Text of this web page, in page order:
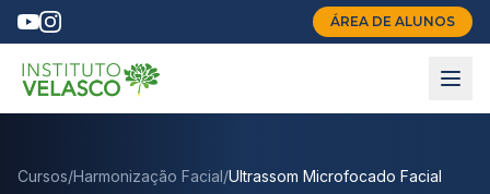
ÁREA DE ALUNOS
Cursos/Harmonização Facial/Ultrassom Microfocado Facial